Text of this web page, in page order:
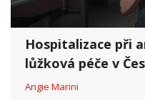
Hospitalizace při
lůžková péče v
Angie Marini